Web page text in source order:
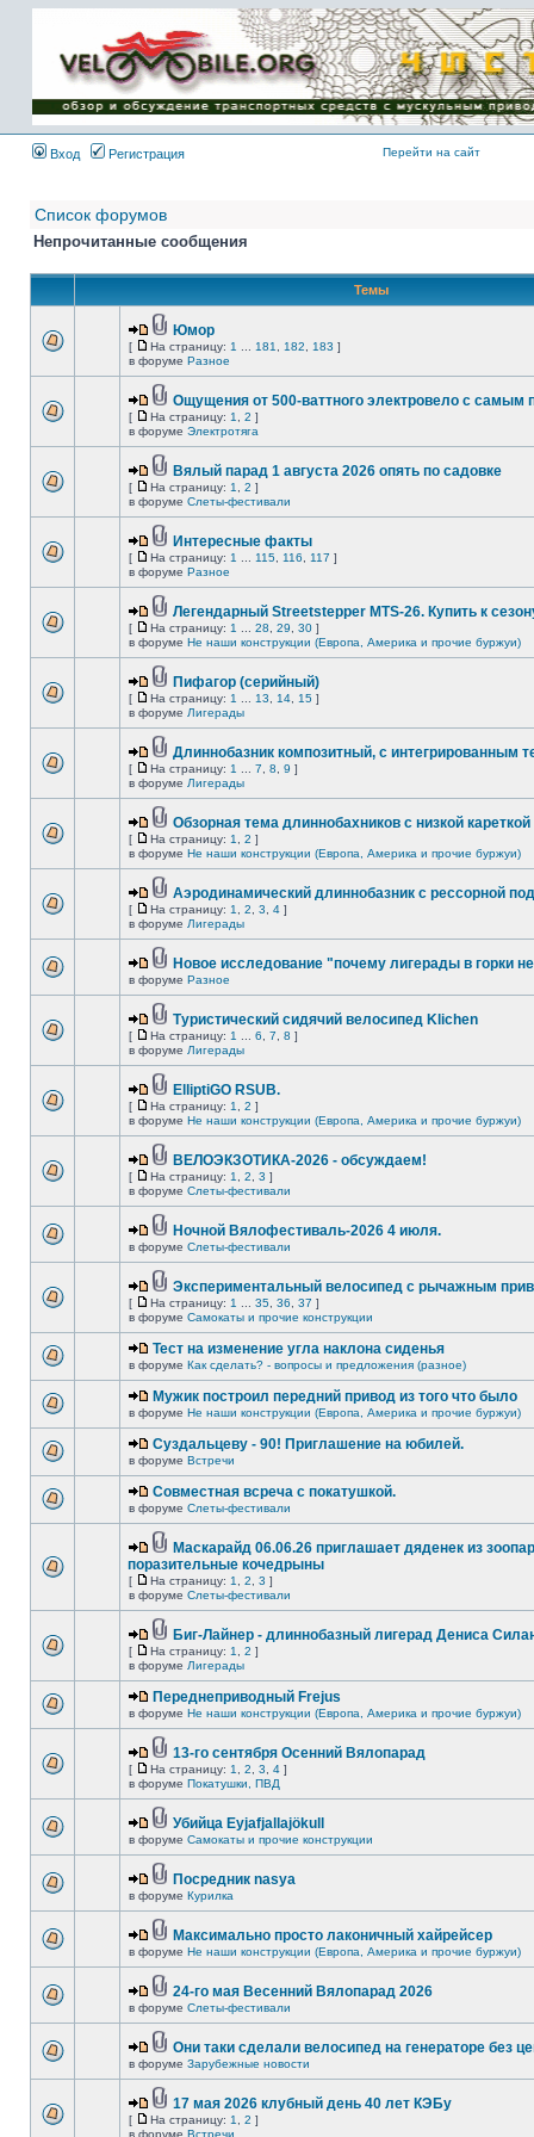
Имя пользователя:
Пароль:
{ LOG_ME_IN_SHORT
}
Вход
Регистрация Перейти на сайт
Список форумов
Непрочитанные сообщения
Темы
Юмор
[ На страницу: 1 181 182 183 ]
в форуме Разное
Ощущения от 500-ваттного электровело с самым
[ На страницу: 1 2 ]
в форуме Электротяга
Вялый парад 1 августа 2026 опять по садовке
[ На страницу: 1 2 ]
в форуме Слеты-фестивали
Интересные факты
[ На страницу: 1 115 116 117 ]
в форуме Разное
Легендарный Streetstepper MTS-26. Купить к
[ На страницу: 1 28 29 30 ]
в форуме Не наши конструкции (Европа, Америка и прочие буржуи)
Пифагор (серийный)
[ На страницу: 1 13 14 15 ]
в форуме Лигерады
Длиннобазник композитный, с интегрированным
[ На страницу: 1 7 8 9 ]
в форуме Лигерады
Обзорная тема длиннобахников с низкой кареткой
[ На страницу: 1 2 ]
в форуме Не наши конструкции (Европа, Америка и прочие буржуи)
Аэродинамический длиннобазник с рессорной
[ На страницу: 1 2 3 4 ]
в форуме Лигерады
Новое исследование "почему лигерады в горки
в форуме Разное
Туристический сидячий велосипед Klichen
[ На страницу: 1 6 7 8 ]
в форуме Лигерады
ElliptiGO RSUB.
[ На страницу: 1 2 ]
в форуме Не наши конструкции (Европа, Америка и прочие буржуи)
ВЕЛОЭКЗОТИКА-2026 - обсуждаем!
[ На страницу: 1 2 3 ]
в форуме Слеты-фестивали
Ночной Вялофестиваль-2026 4 июля.
в форуме Слеты-фестивали
Экспериментальный велосипед с рычажным
[ На страницу: 1 35 36 37 ]
в форуме Самокаты и прочие конструкции
Тест на изменение угла наклона сиденья
в форуме Как сделать? - вопросы и предложения (разное)
Мужик построил передний привод из того что было
в форуме Не наши конструкции (Европа, Америка и прочие буржуи)
Суздальцеву - 90! Приглашение на юбилей.
в форуме Встречи
Совместная всреча с покатушкой.
в форуме Слеты-фестивали
Маскарайд 06.06.26 приглашает дяденек из
поразительные кочедрыны
[ На страницу: 1 2 3 ]
в форуме Слеты-фестивали
Биг-Лайнер - длиннобазный лигерад Дениса
[ На страницу: 1 2 ]
в форуме Лигерады
Переднеприводный Frejus
в форуме Не наши конструкции (Европа, Америка и прочие буржуи)
13-го сентября Осенний Вялопарад
[ На страницу: 1 2 3 4 ]
в форуме Покатушки, ПВД
Убийца Eyjafjallajökull
в форуме Самокаты и прочие конструкции
Посредник nasya
в форуме Курилка
Максимально просто лаконичный хайрейсер
в форуме Не наши конструкции (Европа, Америка и прочие буржуи)
24-го мая Весенний Вялопарад 2026
в форуме Слеты-фестивали
Они таки сделали велосипед на генераторе без
в форуме Зарубежные новости
17 мая 2026 клубный день 40 лет КЭБу
[ На страницу: 1 2 ]
в форуме Встречи